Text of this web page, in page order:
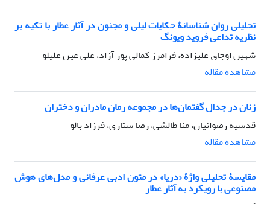
تحلیلی روان شناسانۀ حکایات لیلی و مجنون در آثار عطار با تکیه بر
نظریه تداعی فروید ویونگ
شهین اوجاق علیزاده، فرامرز کمالی پور آزاد، علی عین علیلو
مشاهده مقاله
زنان در جدال گفتمان‌ها در مجموعه رمان مادران و دختران
قدسیه رضوانیان، منا طالشی، رضا ستاری، فرزاد بالو
مشاهده مقاله
مقایسۀ تحلیلی واژۀ «دریا» در متون ادبی عرفانی و مدل‌های هوش
مصنوعی با رویکرد به آثار عطار